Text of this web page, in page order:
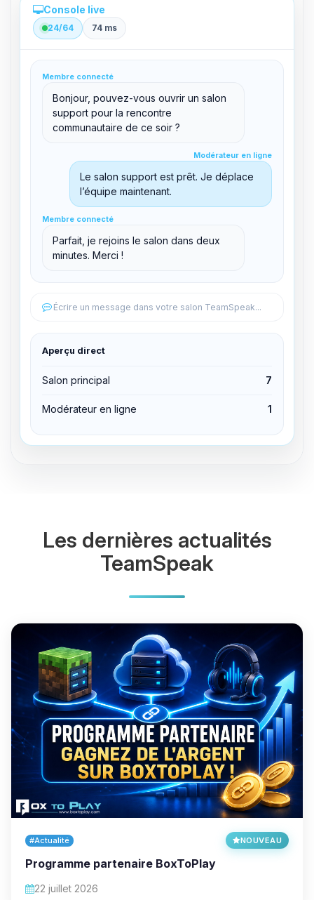
Console live
24/64 74 ms
Membre connecté
Bonjour, pouvez-vous ouvrir un salon
support pour la rencontre
communautaire de ce soir ?
Modérateur en ligne
Le salon support est prêt. Je déplace
l’équipe maintenant.
Membre connecté
Parfait, je rejoins le salon dans deux
minutes. Merci !
Écrire un message dans votre salon TeamSpeak...
Aperçu direct
Salon principal 7
Modérateur en ligne 1
clid 42
Modérateur en ligne
support@boxtoplay.com
Salon principal
Éditer les permissions
Expulser du canal
Les dernières actualités
TeamSpeak
#Actualité NOUVEAU
Programme partenaire BoxToPlay
22 juillet 2026